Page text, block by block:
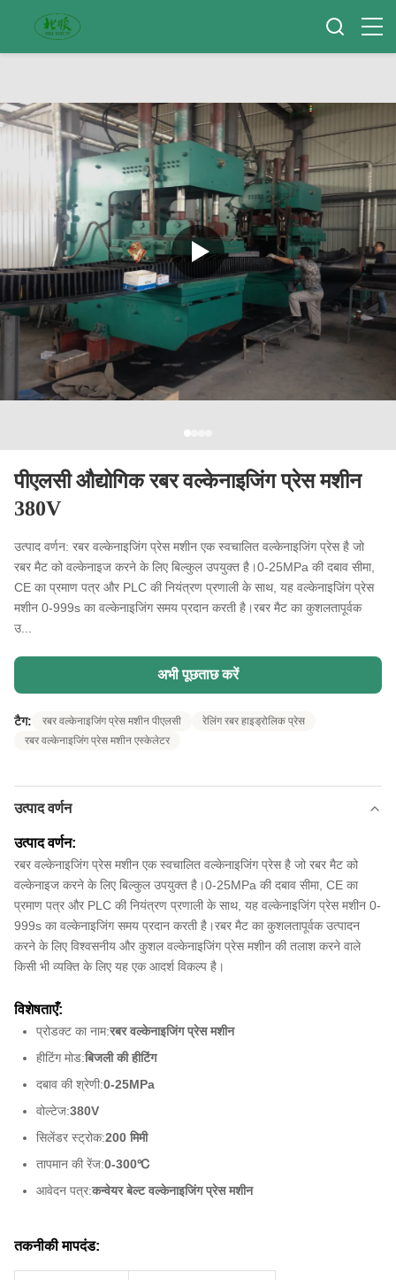
पीएलसी औद्योगिक रबर वल्केनाइजिंग प्रेस मशीन
380V
उत्पाद वर्णन: रबर वल्केनाइजिंग प्रेस मशीन एक स्वचालित वल्केनाइजिंग प्रेस है जो
रबर मैट को वल्केनाइज करने के लिए बिल्कुल उपयुक्त है।0-25MPa की दबाव सीमा,
CE का प्रमाण पत्र और PLC की नियंत्रण प्रणाली के साथ, यह वल्केनाइजिंग प्रेस
मशीन 0-999s का वल्केनाइजिंग समय प्रदान करती है।रबर मैट का कुशलतापूर्वक
उ...
अभी पूछताछ करें
टैग: रबर वल्केनाइजिंग प्रेस मशीन पीएलसी
रेलिंग रबर हाइड्रोलिक प्रेस
रबर वल्केनाइजिंग प्रेस मशीन एस्केलेटर
उत्पाद वर्णन
उत्पाद वर्णन:
रबर वल्केनाइजिंग प्रेस मशीन एक स्वचालित वल्केनाइजिंग प्रेस है जो रबर मैट को
वल्केनाइज करने के लिए बिल्कुल उपयुक्त है।0-25MPa की दबाव सीमा, CE का
प्रमाण पत्र और PLC की नियंत्रण प्रणाली के साथ, यह वल्केनाइजिंग प्रेस मशीन 0-
999s का वल्केनाइजिंग समय प्रदान करती है।रबर मैट का कुशलतापूर्वक उत्पादन
करने के लिए विश्वसनीय और कुशल वल्केनाइजिंग प्रेस मशीन की तलाश करने वाले
किसी भी व्यक्ति के लिए यह एक आदर्श विकल्प है।
विशेषताएँ:
प्रोडक्ट का नाम:रबर वल्केनाइजिंग प्रेस मशीन
हीटिंग मोड:बिजली की हीटिंग
दबाव की श्रेणी:0-25MPa
वोल्टेज:380V
सिलेंडर स्ट्रोक:200 मिमी
तापमान की रेंज:0-300℃
आवेदन पत्र:कन्वेयर बेल्ट वल्केनाइजिंग प्रेस मशीन
तकनीकी मापदंड: